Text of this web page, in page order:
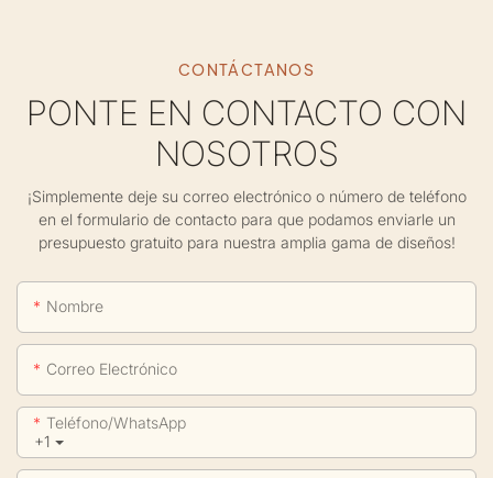
CONTÁCTANOS
PONTE EN CONTACTO CON
NOSOTROS
¡Simplemente deje su correo electrónico o número de teléfono
en el formulario de contacto para que podamos enviarle un
presupuesto gratuito para nuestra amplia gama de diseños!
Nombre
Correo Electrónico
+1
Teléfono/WhatsApp